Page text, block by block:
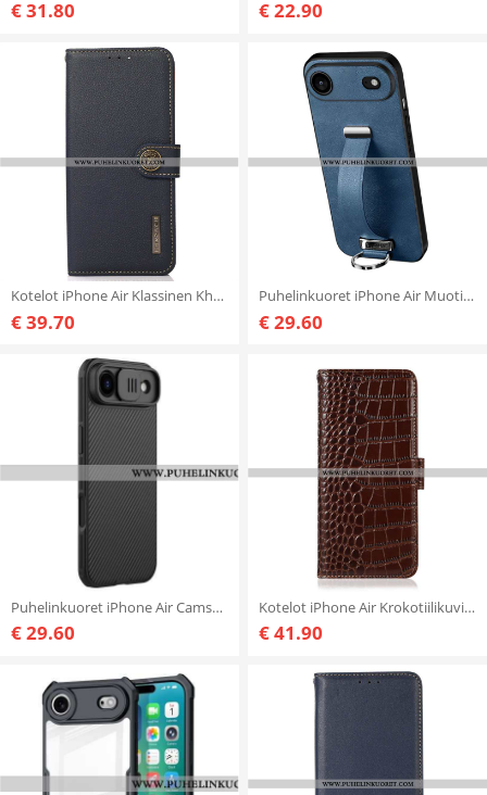
€ 31.80 € 22.90
Kotelot iPhone Air Klassinen Khazneh Suojakuori
€ 39.70
Puhelinkuoret iPhone Air Muotisarja Sulada
€ 29.60
Puhelinkuoret iPhone Air Camshield Pro -sarja Nillkin
€ 29.60
Kotelot iPhone Air Krokotiilikuvioinen Nahka
€ 41.90